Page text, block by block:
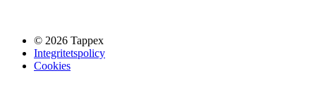
© 2026 Tappex
Integritetspolicy
Cookies